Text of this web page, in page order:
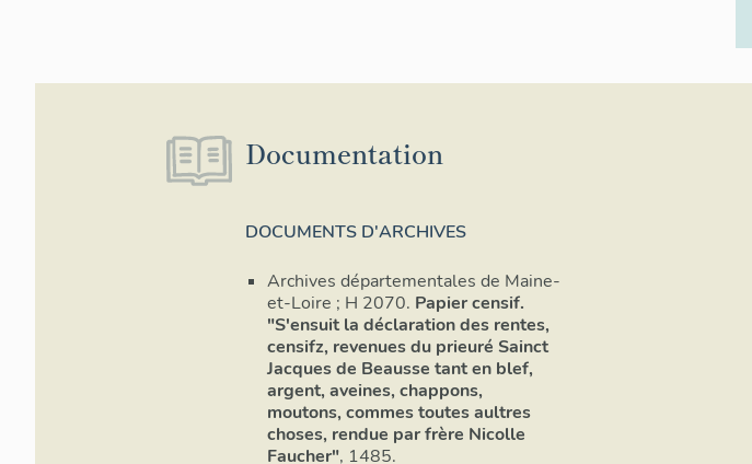
Documentation
DOCUMENTS D'ARCHIVES
Archives départementales de Maine-
et-Loire ; H 2070. Papier censif.
"S'ensuit la déclaration des rentes,
censifz, revenues du prieuré Sainct
Jacques de Beausse tant en blef,
argent, aveines, chappons,
moutons, commes toutes aultres
choses, rendue par frère Nicolle
Faucher", 1485.